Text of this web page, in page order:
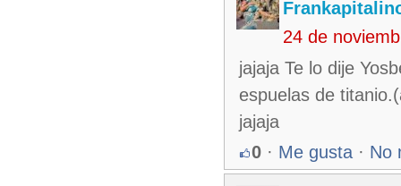
24 de
jajaja Te lo dije
espuelas de
jajaja
0 · Me gusta · No